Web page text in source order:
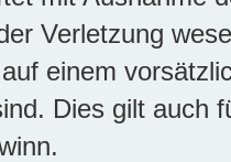
Verletzung
einem
Dies gilt auch